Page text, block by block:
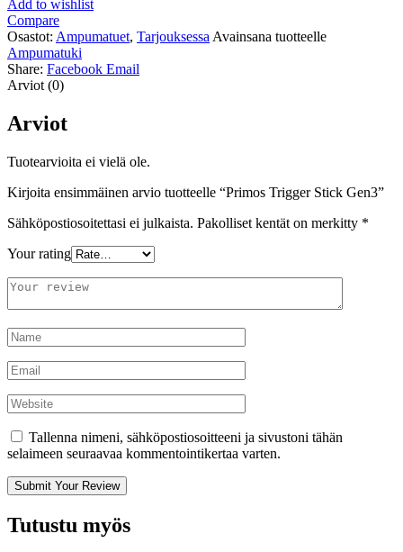
Add to wishlist
Compare
Osastot: Ampumatuet, Tarjouksessa Avainsana tuotteelle
Ampumatuki
Share: Facebook Email
Arviot (0)
Arviot
Tuotearvioita ei vielä ole.
Kirjoita ensimmäinen arvio tuotteelle “Primos Trigger Stick Gen3”
Sähköpostiosoitettasi ei julkaista. Pakolliset kentät on merkitty *
Your rating
Tallenna nimeni, sähköpostiosoitteeni ja sivustoni tähän
selaimeen seuraavaa kommentointikertaa varten.
Submit Your Review
Tutustu myös